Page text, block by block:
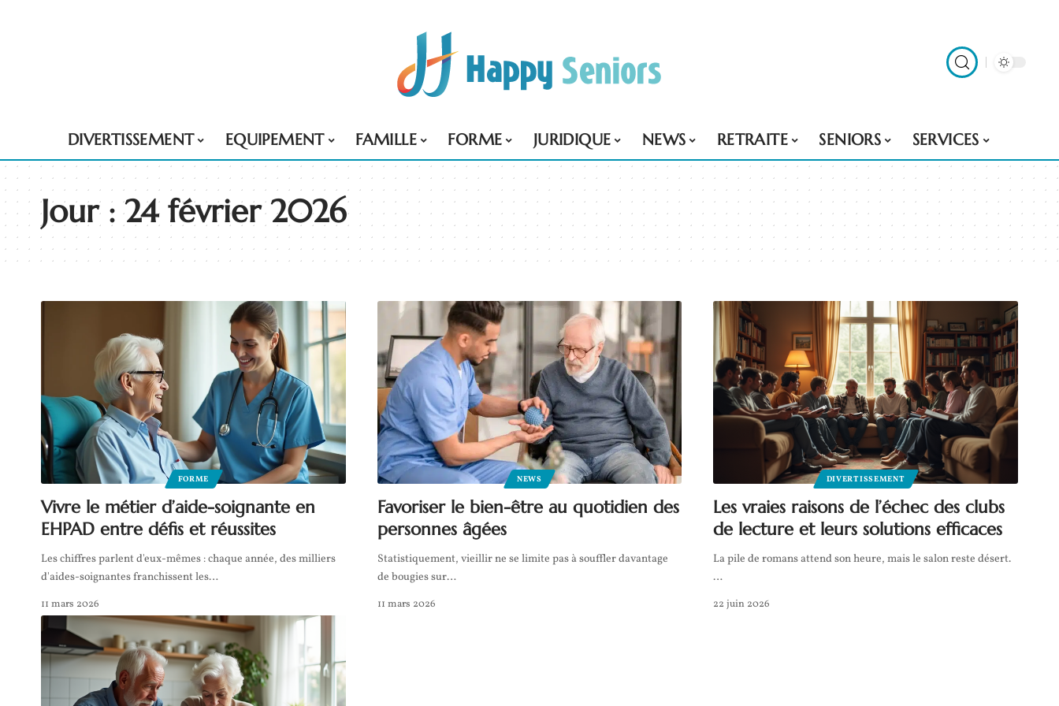
DIVERTISSEMENT EQUIPEMENT FAMILLE FORME JURIDIQUE NEWS RETRAITE SENIORS SERVICES
Jour :24 février 2026
FORME
Vivre le métier d’aide-soignante en
EHPAD entre défis et réussites
Les chiffres parlent d'eux-mêmes : chaque année, des milliers
d'aides-soignantes franchissent les…
11 mars 2026
NEWS
Favoriser le bien-être au quotidien des
personnes âgées
Statistiquement, vieillir ne se limite pas à souffler davantage
de bougies sur…
11 mars 2026
DIVERTISSEMENT
Les vraies raisons de l’échec des clubs
de lecture et leurs solutions efficaces
La pile de romans attend son heure, mais le salon reste désert.
…
22 juin 2026